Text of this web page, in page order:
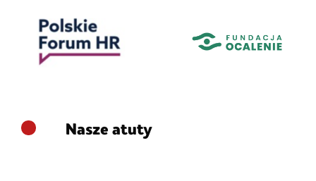
Nasze atuty